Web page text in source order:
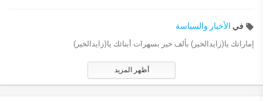
في الأخبار والسياسة
إماراتك يا(زايدالخير) بألف خير بسهرات أبنائك يا(زايدالخير)
أظهر المزيد